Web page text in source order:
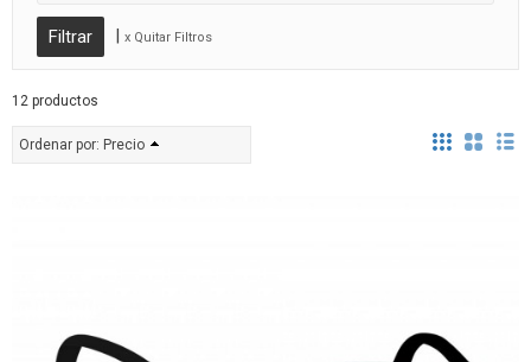
| x Quitar Filtros
12 productos
Ordenar por: Precio